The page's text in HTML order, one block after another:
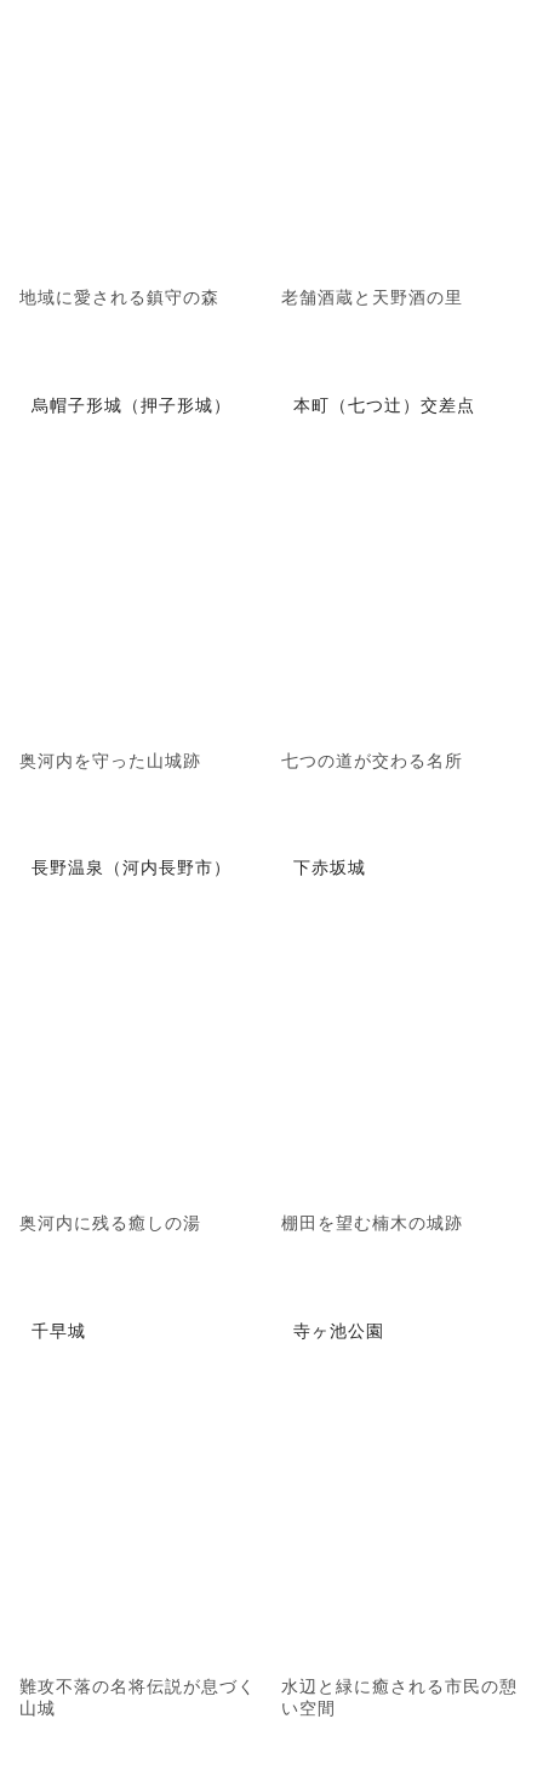
地域に愛される鎮守の森 老舗酒蔵と天野酒の里
烏帽子形城（押子形城）
奥河内を守った山城跡
本町（七つ辻）交差点
七つの道が交わる名所
長野温泉（河内長野市）
奥河内に残る癒しの湯
下赤坂城
棚田を望む楠木の城跡
千早城
難攻不落の名将伝説が息づく
山城
寺ヶ池公園
水辺と緑に癒される市民の憩
い空間